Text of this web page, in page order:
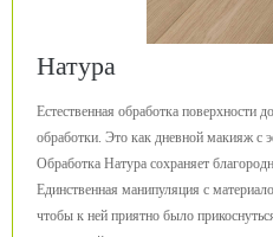
Натура
Естественная обработка поверхности
обработки. Это как дневной макияж с
Обработка Натура сохраняет
Единственная манипуляция с
чтобы к ней приятно было